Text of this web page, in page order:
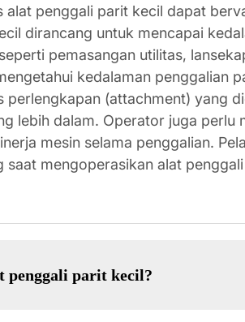
alat penggali parit kecil dapat
dirancang untuk mencapai
pemasangan utilitas,
kedalaman penggalian
perlengkapan (attachment) yang
lebih dalam. Operator juga
mesin selama penggalian.
saat mengoperasikan alat
penggali parit kecil?